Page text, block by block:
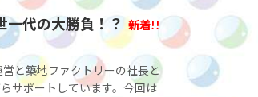
代の大勝負！？ 新着!!
と築地ファクトリーの社長と
サポートしています。今回は